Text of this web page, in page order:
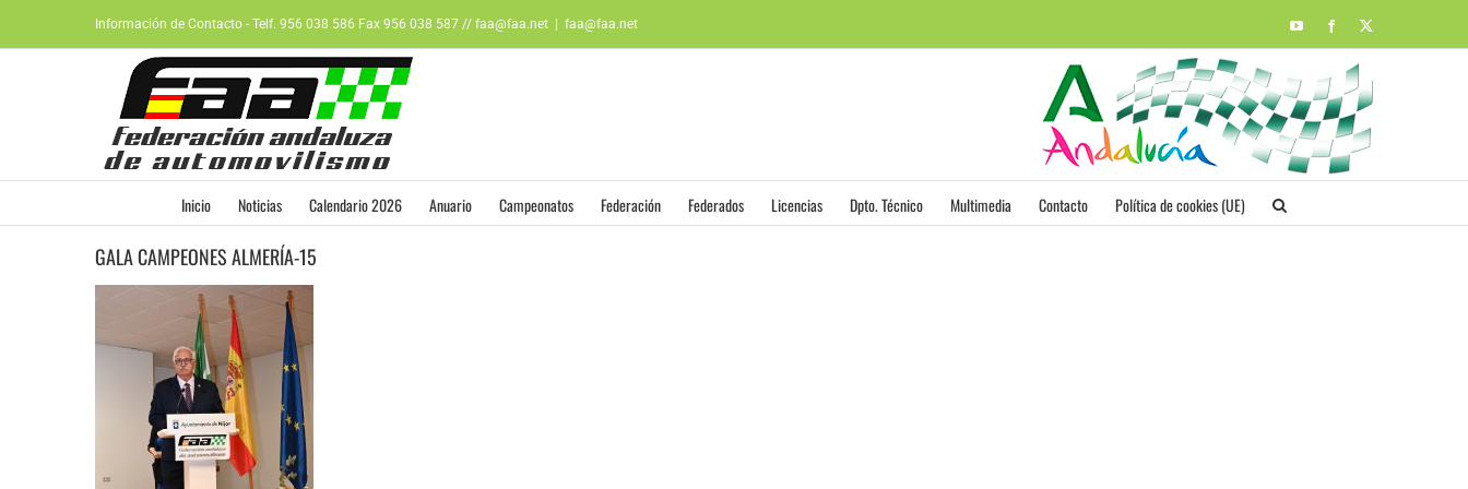
contenido
Información de Contacto - Telf. 956 038 586 Fax 956 038 587 // faa@faa.net faa@faa.net YouTubeFacebook
Inicio Noticias Calendario 2026 Anuario Campeonatos Federación Federados Licencias Dpto. Técnico Multimedia Contacto Política de cookies (UE)
GALA CAMPEONES ALMERÍA-15